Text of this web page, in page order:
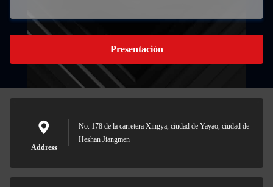
Presentación
Address
No. 178 de la carretera Xingya, ciudad de Yayao, ciudad de
Heshan Jiangmen